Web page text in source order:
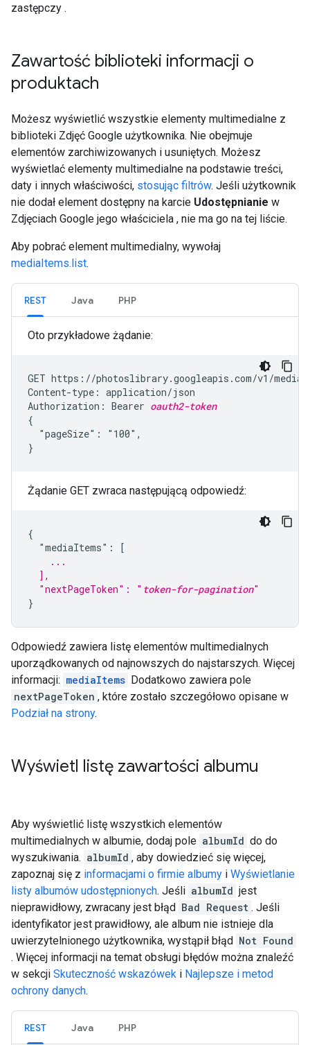
zastępczy .
Zawartość biblioteki informacji o
produktach
Możesz wyświetlić wszystkie elementy multimedialne z
biblioteki Zdjęć Google użytkownika. Nie obejmuje
elementów zarchiwizowanych i usuniętych. Możesz
wyświetlać elementy multimedialne na podstawie treści,
daty i innych właściwości, stosując filtrów. Jeśli użytkownik
nie dodał element dostępny na karcie Udostępnianie w
Zdjęciach Google jego właściciela , nie ma go na tej liście.
Aby pobrać element multimedialny, wywołaj
mediaItems.list.
REST Java PHP
Oto przykładowe żądanie:
GET https://photoslibrary.googleapis.com/v1/
Content-type: application/json
Authorization: Bearer oauth2-token
{
  "pageSize": "100",
}
Żądanie GET zwraca następującą odpowiedź:
{
    ...
  ],
  "nextPageToken": "
token-for-pagination"
}
Odpowiedź zawiera listę elementów multimedialnych
uporządkowanych od najnowszych do najstarszych. Więcej
informacji: mediaItems Dodatkowo zawiera pole
nextPageToken , które zostało szczegółowo opisane w
Podział na strony.
Wyświetl listę zawartości albumu
Aby wyświetlić listę wszystkich elementów
multimedialnych w albumie, dodaj pole albumId do do
wyszukiwania. albumId , aby dowiedzieć się więcej,
zapoznaj się z informacjami o firmie albumy i Wyświetlanie
listy albumów udostępnionych. Jeśli albumId jest
nieprawidłowy, zwracany jest błąd Bad Request . Jeśli
identyfikator jest prawidłowy, ale album nie istnieje dla
uwierzytelnionego użytkownika, wystąpił błąd Not Found
. Więcej informacji na temat obsługi błędów można znaleźć
w sekcji Skuteczność wskazówek i Najlepsze i metod
ochrony danych.
REST Java PHP